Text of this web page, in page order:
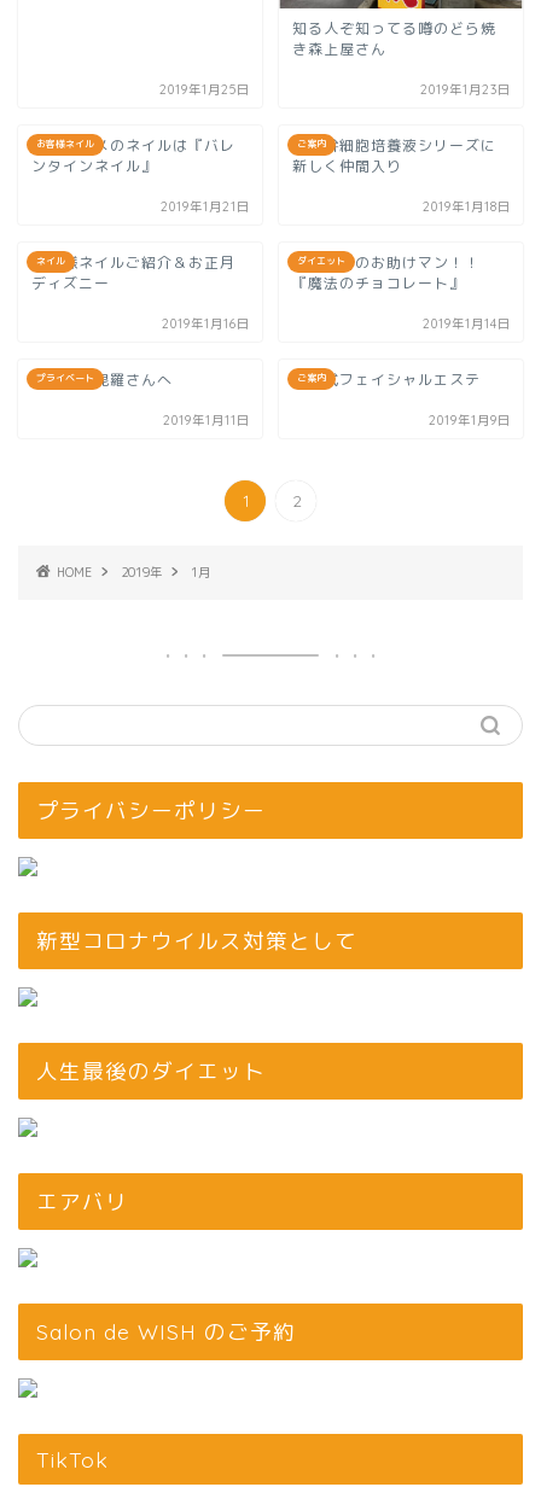
2019年1月25日
知る人ぞ知ってる噂のどら焼
き森上屋さん
2019年1月23日
お客様ネイル
今オススメのネイルは『バレ
ンタインネイル』
2019年1月21日
ご案内
ヒト幹細胞培養液シリーズに
新しく仲間入り
2019年1月18日
ネイル
お客様ネイルご紹介＆お正月
ディズニー
2019年1月16日
ダイエット
正月太りのお助けマン！！
『魔法のチョコレート』
2019年1月14日
プライベート
初詣は金毘羅さんへ
2019年1月11日
ご案内
成人式フェイシャルエステ
2019年1月9日
1 2
HOME 2019年 1月
プライバシーポリシー
新型コロナウイルス対策として
人生最後のダイエット
エアバリ
Salon de WISH のご予約
TikTok